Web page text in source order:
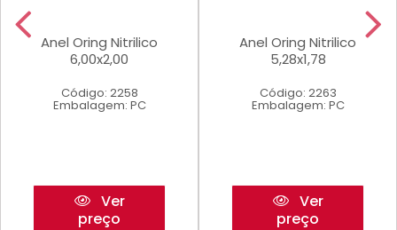
Anel Oring Nitrilico
6,00x2,00
Código: 2258
Embalagem: PC
Ver
preço
Anel Oring Nitrilico
5,28x1,78
Código: 2263
Embalagem: PC
Ver
preço